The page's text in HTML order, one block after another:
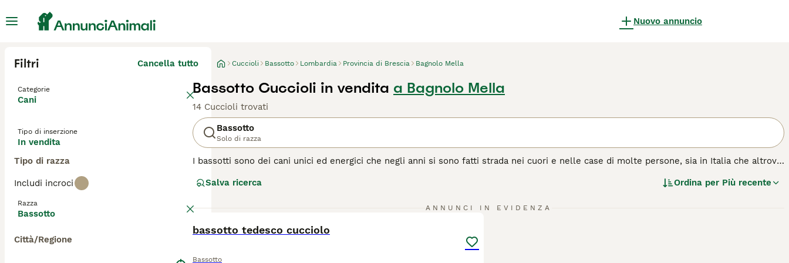
Nuovo annuncio
Filtri Cancella tutto
Categorie
Cani
Tipo di inserzione
In vendita
Tipo di razza
Includi incroci
Razza
Bassotto
Città/Regione
Cuccioli Bassotto Lombardia Provincia di Brescia Bagnolo Mella
Bassotto Cuccioli in vendita a Bagnolo Mella
14 Cuccioli trovati
Bassotto
Solo di razza
I bassotti sono dei cani unici ed energici che negli anni si sono fatti strada nei cuori e nelle case di molte persone, sia in Italia che altrove.
razza ha origine in Germania, dove veniva allevata per cacciare conigli, tassi e piccola selvaggina. Non c'è niente che questi cani amano di
della giornata. I bassotti sono compagni intelligenti e leali e amano far parte di una famiglia.
Leggi lanostra pagina di consigli sul Bassotto
Salva ricerca Ordina per Più recente
ANNUNCI IN EVIDENZA
bassotto tedesco cucciolo
Bassotto